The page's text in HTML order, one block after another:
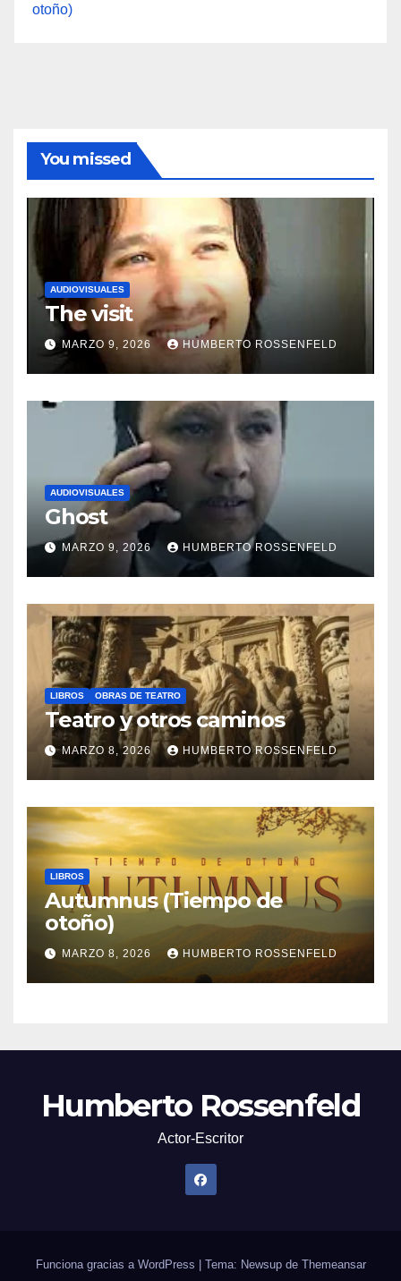
otoño)
You missed
AUDIOVISUALES
The visit
MARZO 9, 2026 HUMBERTO ROSSENFELD
AUDIOVISUALES
Ghost
MARZO 9, 2026 HUMBERTO ROSSENFELD
LIBROS OBRAS DE TEATRO
Teatro y otros caminos
MARZO 8, 2026 HUMBERTO ROSSENFELD
LIBROS
Autumnus (Tiempo de
otoño)
MARZO 8, 2026 HUMBERTO ROSSENFELD
Humberto Rossenfeld
Actor-Escritor
Funciona gracias a WordPress Tema: Newsup de Themeansar